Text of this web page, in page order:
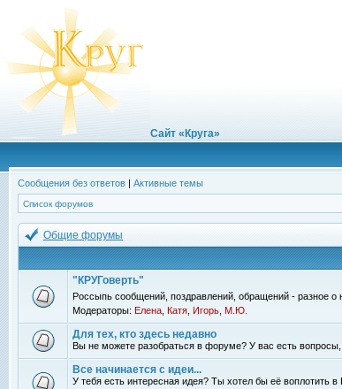
Сайт «Круга»
Сообщения без ответов | Активные темы
Список форумов
Общие форумы
"КРУГоверть"
Россыпь сообщений, поздравлений, обращений - разное о
Модераторы: Елена Катя Игорь М.Ю.
Для тех, кто здесь недавно
Вы не можете разобраться в форуме? У вас есть
Все начинается с идеи...
У тебя есть интересная идея? Ты хотел бы её воплотить